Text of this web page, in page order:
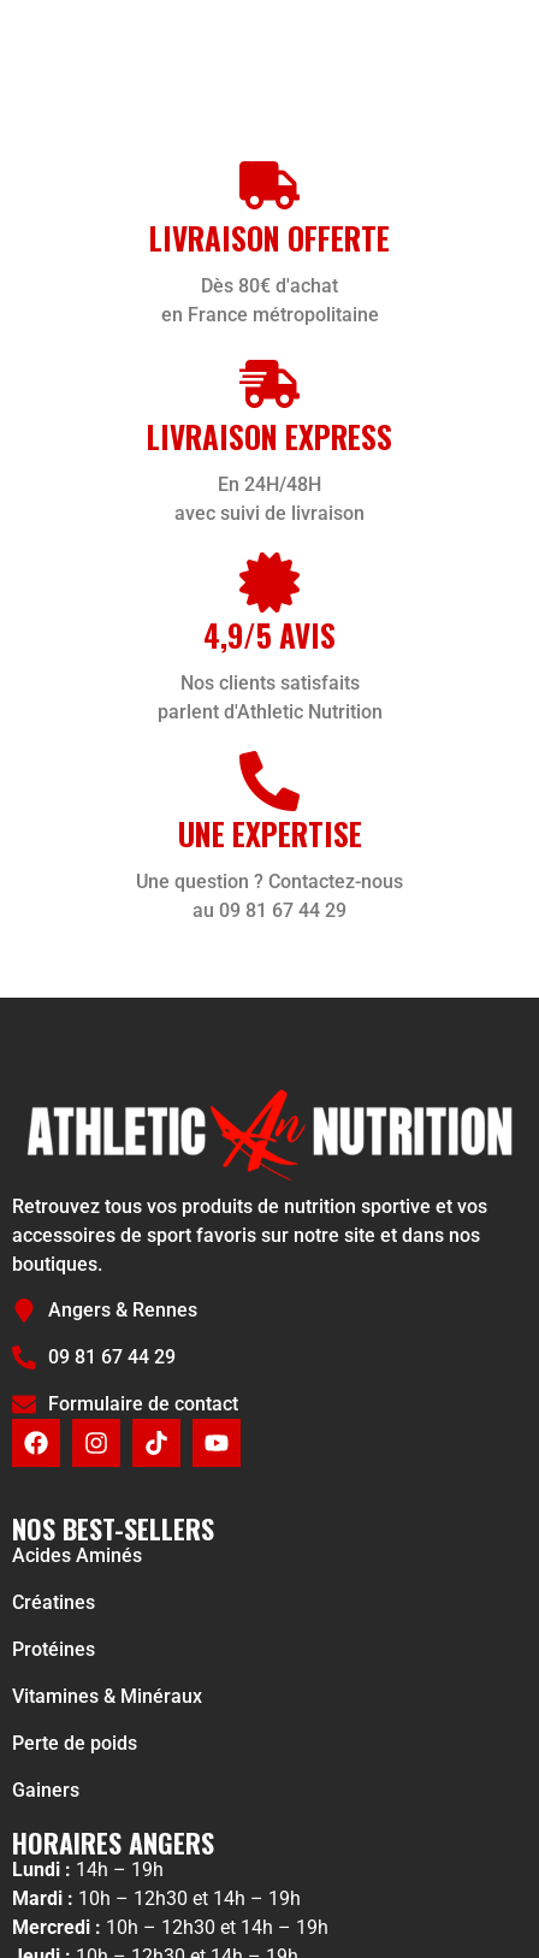
LIVRAISON OFFERTE
Dès 80€ d'achat
en France métropolitaine
LIVRAISON EXPRESS
En 24H/48H
avec suivi de livraison
4,9/5 AVIS
Nos clients satisfaits
parlent d'Athletic Nutrition
UNE EXPERTISE
Une question ? Contactez-nous
au 09 81 67 44 29
Retrouvez tous vos produits de nutrition sportive et vos
accessoires de sport favoris sur notre site et dans nos
boutiques.
Angers & Rennes
09 81 67 44 29
Formulaire de contact
NOS BEST-SELLERS
Acides Aminés
Créatines
Protéines
Vitamines & Minéraux
Perte de poids
Gainers
HORAIRES ANGERS
Lundi : 14h – 19h
Mardi : 10h – 12h30 et 14h – 19h
Mercredi : 10h – 12h30 et 14h – 19h